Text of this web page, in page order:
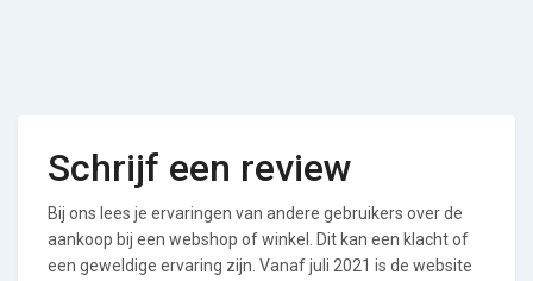
Schrijf een review
Bij ons lees je ervaringen van andere gebruikers over de
aankoop bij een webshop of winkel. Dit kan een klacht of
een geweldige ervaring zijn. Vanaf juli 2021 is de website